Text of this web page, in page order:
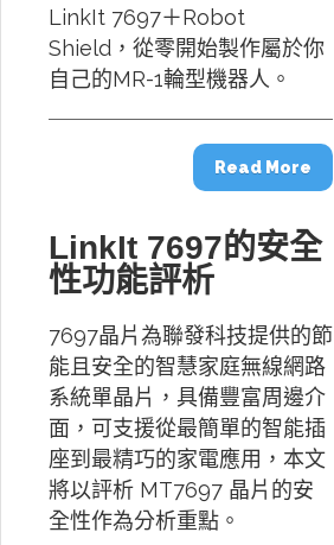
LinkIt 7697＋Robot
Shield，從零開始製作屬於你
自己的MR-1輪型機器人。
Read More
LinkIt 7697的安全
性功能評析
7697晶片為聯發科技提供的節
能且安全的智慧家庭無線網路
系統單晶片，具備豐富周邊介
面，可支援從最簡單的智能插
座到最精巧的家電應用，本文
將以評析 MT7697 晶片的安
全性作為分析重點。